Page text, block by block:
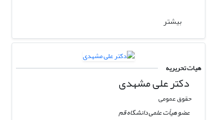
بیشتر
هیات تحریریه
دکتر علی مشهدی
حقوق عمومی
عضو هیأت علمی دانشگاه قم